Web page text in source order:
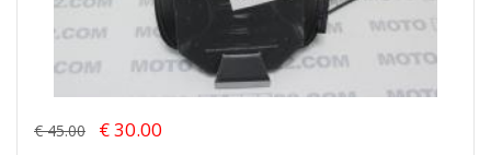
€ 45.00 € 30.00